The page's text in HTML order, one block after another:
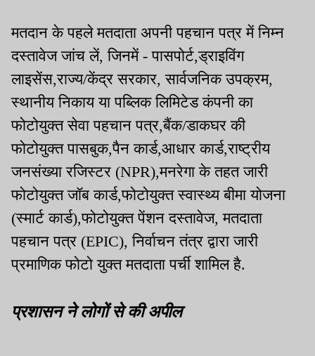
मतदान के पहले मतदाता अपनी पहचान पत्र में निम्न
दस्तावेज जांच लें, जिनमें - पासपोर्ट,ड्राइविंग
लाइसेंस,राज्य/केंद्र सरकार, सार्वजनिक उपक्रम,
स्थानीय निकाय या पब्लिक लिमिटेड कंपनी का
फोटोयुक्त सेवा पहचान पत्र,बैंक/डाकघर की
फोटोयुक्त पासबुक,पैन कार्ड,आधार कार्ड,राष्ट्रीय
जनसंख्या रजिस्टर (NPR),मनरेगा के तहत जारी
फोटोयुक्त जॉब कार्ड,फोटोयुक्त स्वास्थ्य बीमा योजना
(स्मार्ट कार्ड),फोटोयुक्त पेंशन दस्तावेज, मतदाता
पहचान पत्र (EPIC), निर्वाचन तंत्र द्वारा जारी
प्रमाणिक फोटो युक्त मतदाता पर्ची शामिल है.
प्रशासन ने लोगों से की अपील